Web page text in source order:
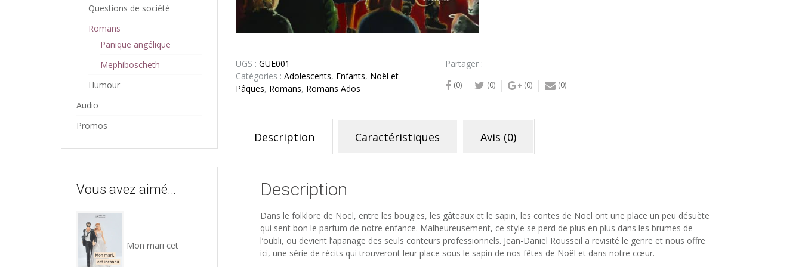
UGS : GUE001
Catégories : Adolescents, Enfants, Noël et
Pâques, Romans, Romans Ados
Partager :
(0) (0) (0) (0)
Description Caractéristiques Avis (0)
Description
Dans le folklore de Noël, entre les bougies, les gâteaux et le sapin, les contes de Noël ont une place un peu désuète
qui sent bon le parfum de notre enfance. Malheureusement, ce style se perd de plus en plus dans les brumes de
l’oubli, ou devient l’apanage des seuls conteurs professionnels. Jean-Daniel Rousseil a revisité le genre et nous offre
ici, une série de récits qui trouveront leur place sous le sapin de nos fêtes de Noël et dans notre cœur.
Questions de société
Romans
Panique angélique
Mephiboscheth
Humour
Audio
Promos
Vous avez aimé…
Mon mari cet